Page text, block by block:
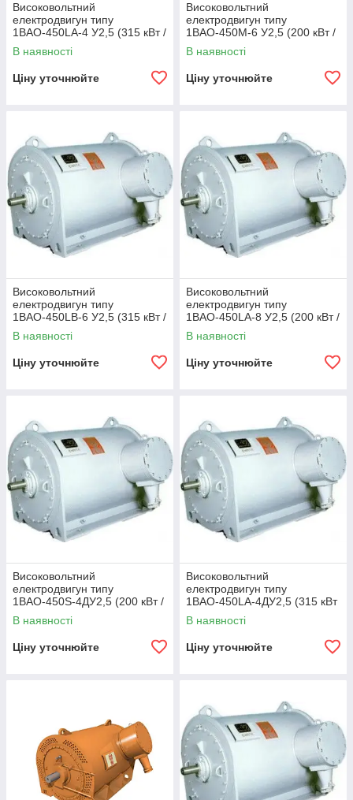
Високовольтний
електродвигун типу
1ВАО-450LA-4 У2,5 (315 кВт /
1500 об/хв 6000 В)
В наявності
Ціну уточнюйте
Високовольтний
електродвигун типу
1ВАО-450М-6 У2,5 (200 кВт /
1000 об/хв 6000 В)
В наявності
Ціну уточнюйте
Високовольтний
електродвигун типу
1ВАО-450LB-6 У2,5 (315 кВт /
1000 об/хв 6000 В)
В наявності
Ціну уточнюйте
Високовольтний
електродвигун типу
1ВАО-450LA-8 У2,5 (200 кВт /
750 об/хв 6000 В)
В наявності
Ціну уточнюйте
Високовольтний
електродвигун типу
1ВАО-450S-4ДУ2,5 (200 кВт /
1500 об/хв 10000 В)
В наявності
Ціну уточнюйте
Високовольтний
електродвигун типу
1ВАО-450LA-4ДУ2,5 (315 кВт
/ 1500 об/хв 10000 В)
В наявності
Ціну уточнюйте